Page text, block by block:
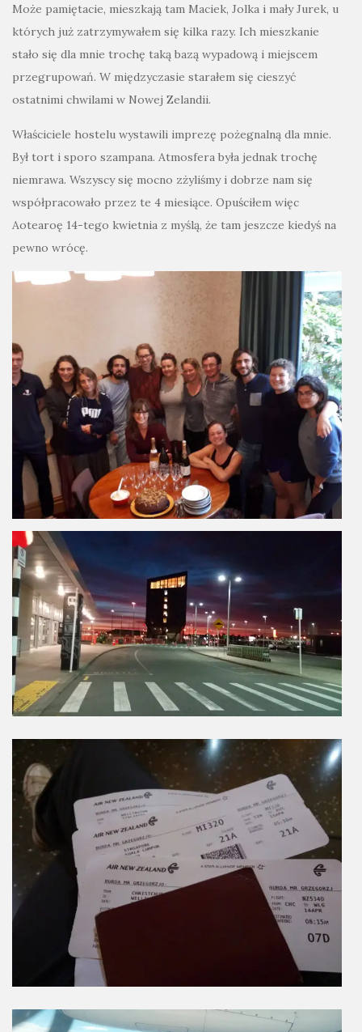
Może pamiętacie, mieszkają tam Maciek, Jolka i mały Jurek, u
których już zatrzymywałem się kilka razy. Ich mieszkanie
stało się dla mnie trochę taką bazą wypadową i miejscem
przegrupowań. W międzyczasie starałem się cieszyć
ostatnimi chwilami w Nowej Zelandii.
Właściciele hostelu wystawili imprezę pożegnalną dla mnie.
Był tort i sporo szampana. Atmosfera była jednak trochę
niemrawa. Wszyscy się mocno zżyliśmy i dobrze nam się
współpracowało przez te 4 miesiące. Opuściłem więc
Aotearoę 14-tego kwietnia z myślą, że tam jeszcze kiedyś na
pewno wrócę.